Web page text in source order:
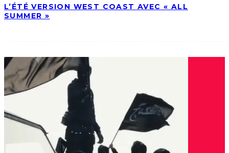
L’ÉTÉ VERSION WEST COAST AVEC « ALL
SUMMER »